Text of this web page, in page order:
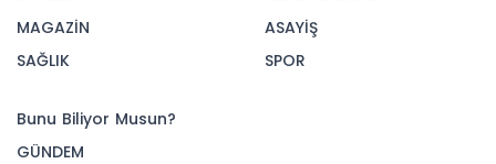
MAGAZİN
SAĞLIK
ASAYİŞ
SPOR
Bunu Biliyor Musun?
GÜNDEM